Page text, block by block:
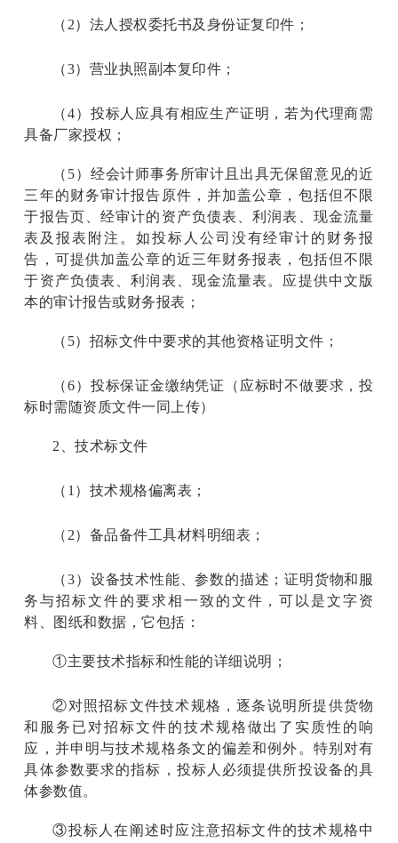
（2）法人授权委托书及身份证复印件；
（3）营业执照副本复印件；
（4）投标人应具有相应生产证明，若为代理商需
具备厂家授权；
（5）经会计师事务所审计且出具无保留意见的近
三年的财务审计报告原件，并加盖公章，包括但不限
于报告页、经审计的资产负债表、利润表、现金流量
表及报表附注。如投标人公司没有经审计的财务报
告，可提供加盖公章的近三年财务报表，包括但不限
于资产负债表、利润表、现金流量表。应提供中文版
本的审计报告或财务报表；
（5）招标文件中要求的其他资格证明文件；
（6）投标保证金缴纳凭证（应标时不做要求，投
标时需随资质文件一同上传）
2 、技术标文件
（1）技术规格偏离表；
（2）备品备件工具材料明细表；
（3）设备技术性能、参数的描述；证明货物和服
务与招标文件的要求相一致的文件，可以是文字资
料、图纸和数据，它包括：
①主要技术指标和性能的详细说明；
②对照招标文件技术规格，逐条说明所提供货物
和服务已对招标文件的技术规格做出了实质性的响
应，并申明与技术规格条文的偏差和例外。特别对有
具体参数要求的指标，投标人必须提供所投设备的具
体参数值。
③投标人在阐述时应注意招标文件的技术规格中